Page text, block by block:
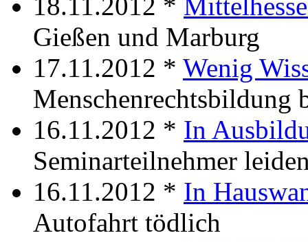
Gießen und Marburg
17.11.2012 * Wenig
Menschenrechtsbildung
16.11.2012 * In
Seminarteilnehmer
16.11.2012 * In
Autofahrt tödlich